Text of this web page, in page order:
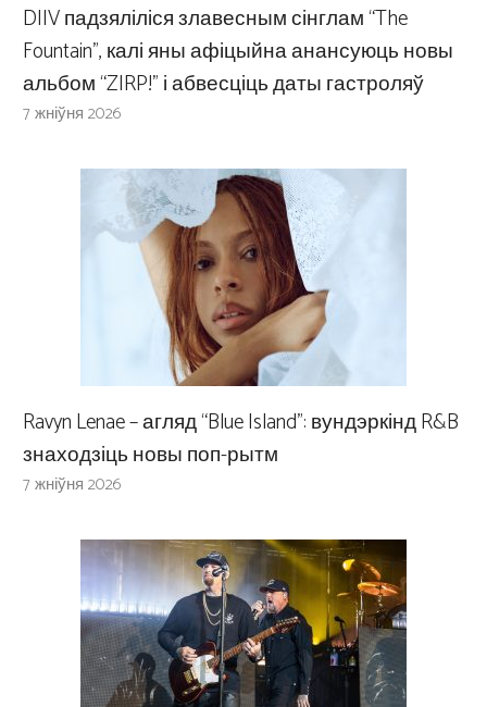
DIIV падзяліліся злавесным сінглам “The
Fountain”, калі яны афіцыйна анансуюць новы
альбом “ZIRP!” і абвесціць даты гастроляў
7 жніўня 2026
Ravyn Lenae – агляд “Blue Island”: вундэркінд R&B
знаходзіць новы поп-рытм
7 жніўня 2026